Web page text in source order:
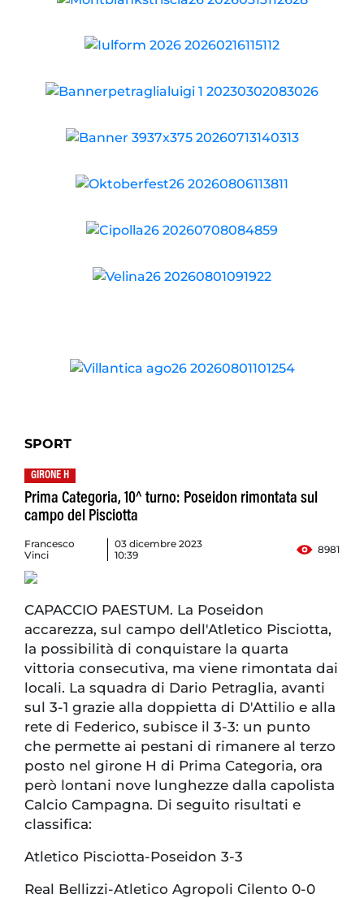
SPORT
GIRONE H
Prima Categoria, 10^ turno: Poseidon rimontata sul
campo del Pisciotta
Francesco
Vinci
03 dicembre 2023
10:39
8981
CAPACCIO PAESTUM. La Poseidon
accarezza, sul campo dell'Atletico Pisciotta,
la possibilità di conquistare la quarta
vittoria consecutiva, ma viene rimontata dai
locali. La squadra di Dario Petraglia, avanti
sul 3-1 grazie alla doppietta di D'Attilio e alla
rete di Federico, subisce il 3-3: un punto
che permette ai pestani di rimanere al terzo
posto nel girone H di Prima Categoria, ora
però lontani nove lunghezze dalla capolista
Calcio Campagna. Di seguito risultati e
classifica:
Atletico Pisciotta-Poseidon 3-3
Real Bellizzi-Atletico Agropoli Cilento 0-0